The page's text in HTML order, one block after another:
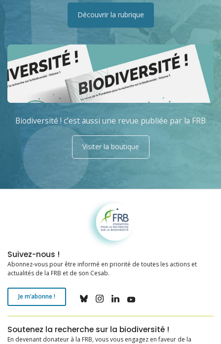
Découvrir la rubrique
Biodiversité ! c’est aussi une revue publiée par la FRB
Visiter la boutique
Fondation pour la recherche sur la biodiversité
Suivez-nous !
Abonnez-vous pour être informé en priorité de toutes les actions et
actualités de la FRB et de son Cesab.
Je m’abonne !
Soutenez la recherche sur la biodiversité !
En devenant donateur à la FRB, vous vous engagez en faveur de la